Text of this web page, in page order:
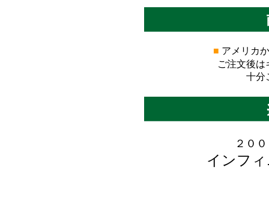
■ アメリカ
ご注文後は
十分
２０
インフ